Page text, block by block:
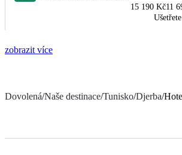
15 190 Kč11
Ušetřete
zobrazit více
Dovolená/Naše destinace/Tunisko/Djerba/